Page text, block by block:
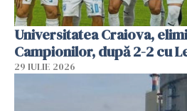
Universitatea Craiova,
Campionilor, după 2-2 cu
29 IULIE 2026